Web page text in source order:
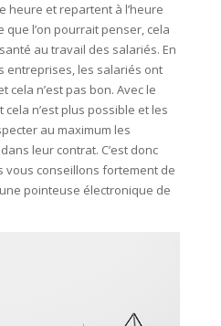
heure et repartent à l’heure
que l’on pourrait penser, cela
au travail des salariés. En
entreprises, les salariés ont
n’est pas bon. Avec le
n’est plus possible et les
au maximum les
leur contrat. C’est donc
vous conseillons fortement de
pointeuse électronique de